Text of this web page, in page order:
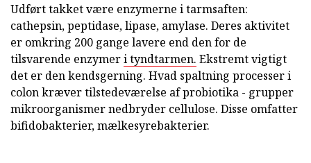
Udført takket være enzymerne i tarmsaften:
cathepsin, peptidase, lipase, amylase. Deres aktivitet
er omkring 200 gange lavere end den for de
tilsvarende enzymeri tyndtarmen. Ekstremt vigtigt
det er den kendsgerning. Hvad spaltning processer i
colon kræver tilstedeværelse af probiotika - grupper
mikroorganismer nedbryder cellulose. Disse omfatter
bifidobakterier, mælkesyrebakterier.